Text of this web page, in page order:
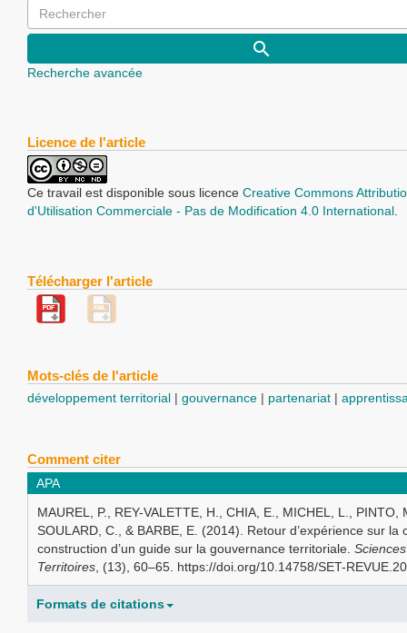
Recherche avancée
Licence de l'article
Ce travail est disponible sous licence Creative Commons
d'Utilisation Commerciale - Pas de Modification 4.0 International.
Télécharger l'article
Mots-clés de l'article
développement territorial gouvernance partenariat
Comment citer
APA
MAUREL, P., REY-VALETTE, H., CHIA, E., MICHEL, L., PINTO,
SOULARD, C., & BARBE, E. (2014). Retour d’expérience sur la
construction d’un guide sur la gouvernance territoriale.
Territoires, (13), 60–65. https://doi.org/10.14758/SET-
Formats de citations